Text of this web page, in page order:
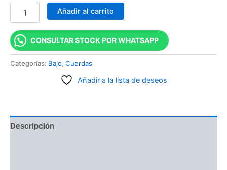
Añadir al carrito
CONSULTAR STOCK POR WHATSAPP
Categorías: Bajo, Cuerdas
Añadir a la lista de deseos
Descripción